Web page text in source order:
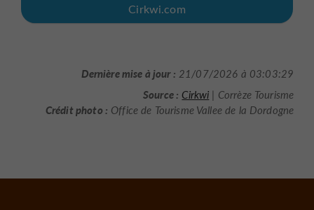
Cirkwi.com
Dernière mise à jour : 21/07/2026 à 03:03:29
Source : Cirkwi | Corrèze Tourisme
Crédit photo : Office de Tourisme Vallee de la Dordogne